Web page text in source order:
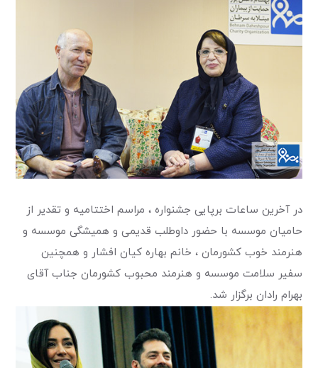
در آخرین ساعات برپایی جشنواره ، مراسم اختتامیه و تقدیر از
حامیان موسسه با حضور داوطلب قدیمی و همیشگی موسسه و
هنرمند خوب کشورمان ، خانم بهاره کیان افشار و همچنین
سفیر سلامت موسسه و هنرمند محبوب کشورمان جناب آقای
بهرام رادان برگزار شد.